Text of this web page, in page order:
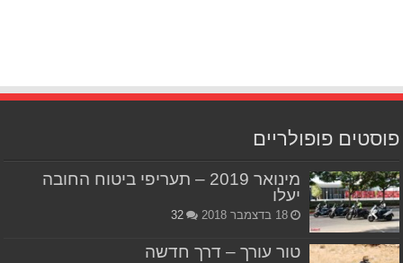
פוסטים פופולריים
מינואר 2019 – תעריפי ביטוח החובה
יעלו
18 בדצמבר 2018 32
טור עורך – דרך חדשה